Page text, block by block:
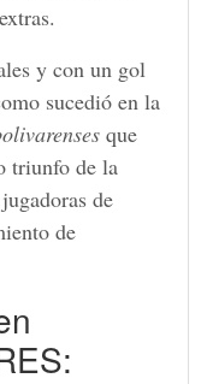
y con un gol
sucedió en la
que
triunfo de la
de
de